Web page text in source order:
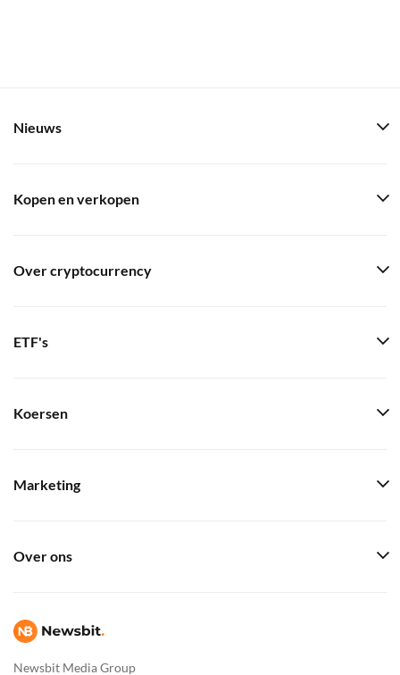
Newsbit Media Group
Nieuws
Kopen en verkopen
Over cryptocurrency
ETF's
Koersen
Marketing
Over ons